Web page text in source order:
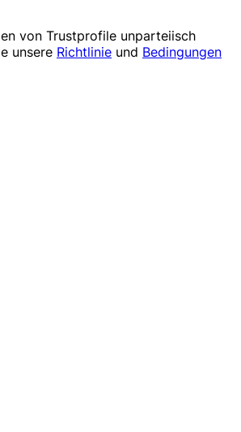
von Trustprofile unparteiisch
unsere Richtlinie und Bedingungen